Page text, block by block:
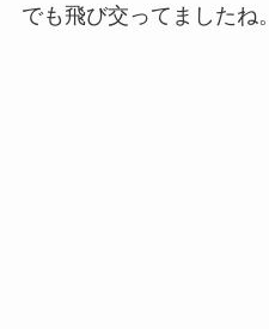
でも飛び交ってましたね。